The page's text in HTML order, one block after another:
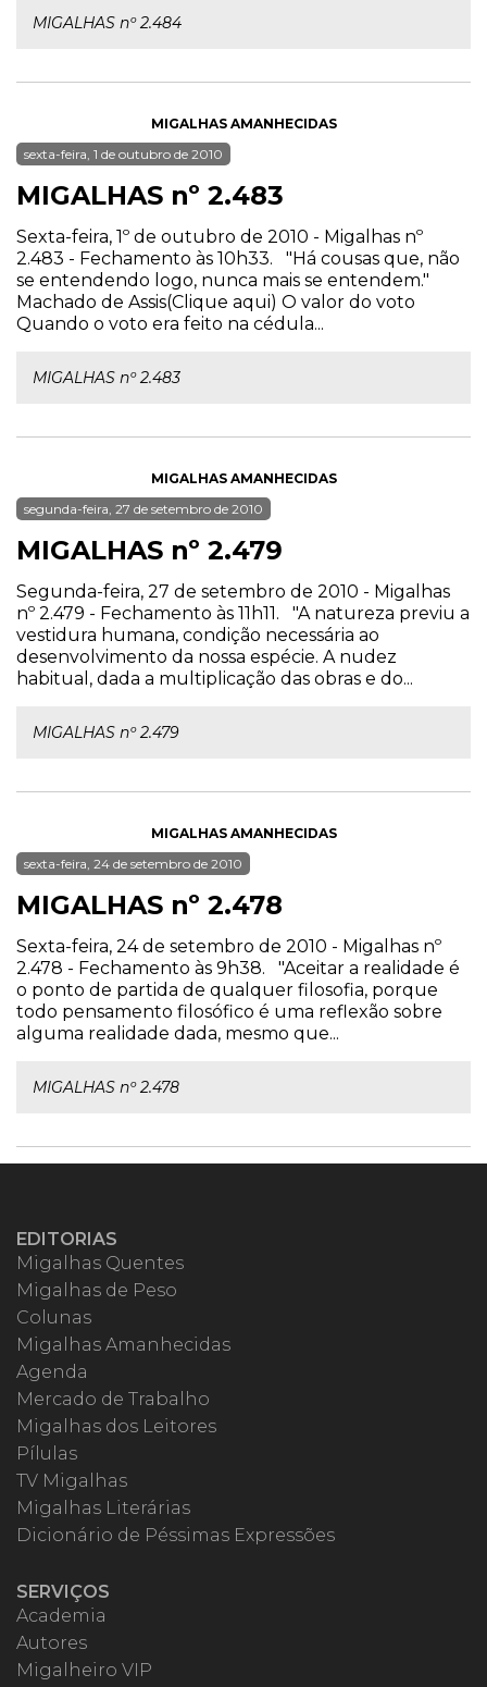
MIGALHAS nº 2.484
MIGALHAS AMANHECIDAS
sexta-feira, 1 de outubro de 2010
MIGALHAS nº 2.483
Sexta-feira, 1º de outubro de 2010 - Migalhas nº
2.483 - Fechamento às 10h33. "Há cousas que, não
se entendendo logo, nunca mais se entendem."
Machado de Assis(Clique aqui) O valor do voto
Quando o voto era feito na cédula...
MIGALHAS nº 2.483
MIGALHAS AMANHECIDAS
segunda-feira, 27 de setembro de 2010
MIGALHAS nº 2.479
Segunda-feira, 27 de setembro de 2010 - Migalhas
nº 2.479 - Fechamento às 11h11. "A natureza previu a
vestidura humana, condição necessária ao
desenvolvimento da nossa espécie. A nudez
habitual, dada a multiplicação das obras e do...
MIGALHAS nº 2.479
MIGALHAS AMANHECIDAS
sexta-feira, 24 de setembro de 2010
MIGALHAS nº 2.478
Sexta-feira, 24 de setembro de 2010 - Migalhas nº
2.478 - Fechamento às 9h38. "Aceitar a realidade é
o ponto de partida de qualquer filosofia, porque
todo pensamento filosófico é uma reflexão sobre
alguma realidade dada, mesmo que...
MIGALHAS nº 2.478
EDITORIAS
Migalhas Quentes
Migalhas de Peso
Colunas
Migalhas Amanhecidas
Agenda
Mercado de Trabalho
Migalhas dos Leitores
Pílulas
TV Migalhas
Migalhas Literárias
Dicionário de Péssimas Expressões
SERVIÇOS
Academia
Autores
Migalheiro VIP